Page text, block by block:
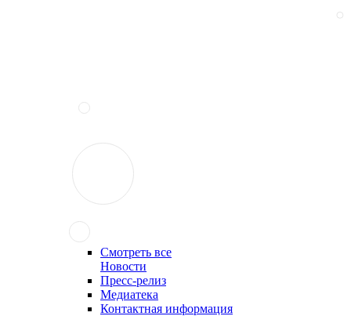
Смотреть все
Новости
Пресс-релиз
Медиатека
Контактная информация